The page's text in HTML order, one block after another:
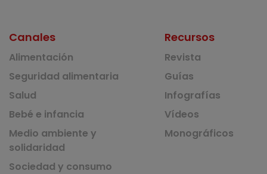
Canales
Alimentación
Seguridad alimentaria
Salud
Bebé e infancia
Medio ambiente y
solidaridad
Sociedad y consumo
Recursos
Revista
Guías
Infografías
Vídeos
Monográficos